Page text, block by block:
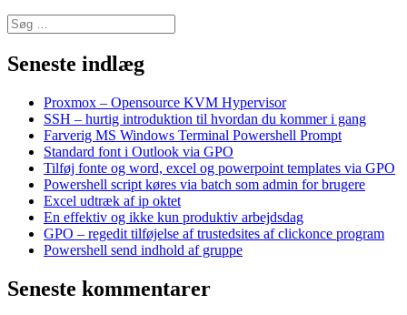
Søg
efter:
Seneste indlæg
Proxmox – Opensource KVM Hypervisor
SSH – hurtig introduktion til hvordan du kommer i gang
Farverig MS Windows Terminal Powershell Prompt
Standard font i Outlook via GPO
Tilføj fonte og word, excel og powerpoint templates via GPO
Powershell script køres via batch som admin for brugere
Excel udtræk af ip oktet
En effektiv og ikke kun produktiv arbejdsdag
GPO – regedit tilføjelse af trustedsites af clickonce program
Powershell send indhold af gruppe
Seneste kommentarer